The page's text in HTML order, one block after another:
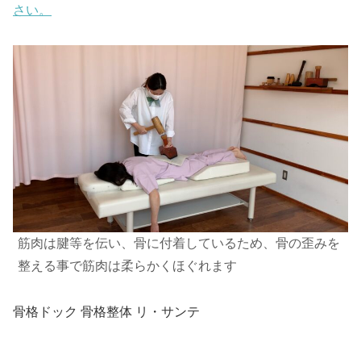
さい。
筋肉は腱等を伝い、骨に付着しているため、骨の歪みを
整える事で筋肉は柔らかくほぐれます
骨格ドック 骨格整体 リ・サンテ